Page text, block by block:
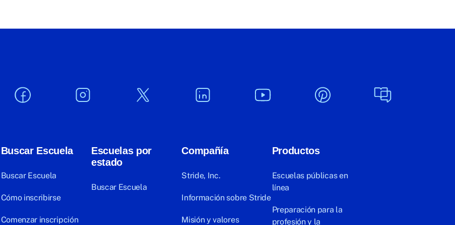
Buscar Escuela
Buscar Escuela
Cómo inscribirse
Comenzar inscripción
Escuelas por
estado
Buscar Escuela
Compañía
Stride, Inc.
Información sobre Stride
Misión y valores
Productos
Escuelas públicas en
línea
Preparación para la
profesión y la